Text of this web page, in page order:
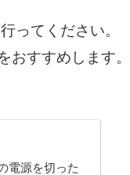
ってください。
おすすめします。
電源を切った